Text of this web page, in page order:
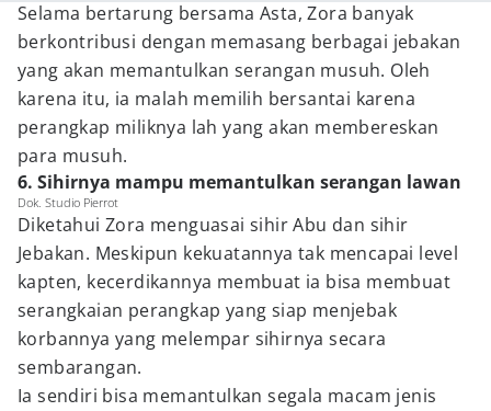
Selama bertarung bersama Asta, Zora banyak
berkontribusi dengan memasang berbagai jebakan
yang akan memantulkan serangan musuh. Oleh
karena itu, ia malah memilih bersantai karena
perangkap miliknya lah yang akan membereskan
para musuh.
6. Sihirnya mampu memantulkan serangan lawan
Dok. Studio Pierrot
Diketahui Zora menguasai sihir Abu dan sihir
Jebakan. Meskipun kekuatannya tak mencapai level
kapten, kecerdikannya membuat ia bisa membuat
serangkaian perangkap yang siap menjebak
korbannya yang melempar sihirnya secara
sembarangan.
Ia sendiri bisa memantulkan segala macam jenis